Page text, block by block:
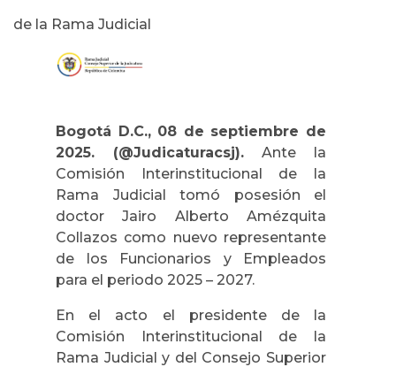
de la Rama Judicial
Bogotá D.C., 08 de septiembre de
2025. (@Judicaturacsj). Ante la
Comisión Interinstitucional de la
Rama Judicial tomó posesión el
doctor Jairo Alberto Amézquita
Collazos como nuevo representante
de los Funcionarios y Empleados
para el periodo 2025 – 2027.
En el acto el presidente de la
Comisión Interinstitucional de la
Rama Judicial y del Consejo Superior